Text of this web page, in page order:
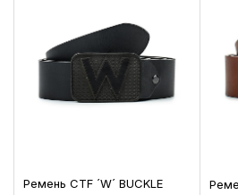
Ремень CTF ´W´ BUCKLE